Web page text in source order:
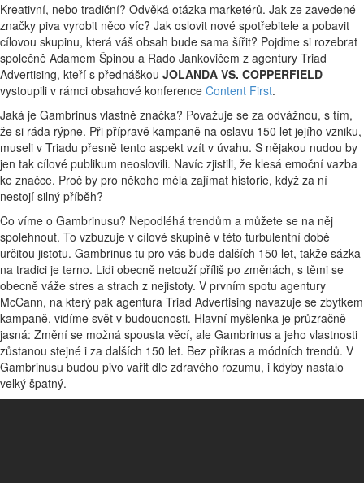
Kreativní, nebo tradiční? Odvěká otázka marketérů. Jak ze zavedené
značky piva vyrobit něco víc? Jak oslovit nové spotřebitele a pobavit
cílovou skupinu, která váš obsah bude sama šířit? Pojďme si rozebrat
společně Adamem Špinou a Rado Jankovičem z agentury Triad
Advertising, kteří s přednáškou JOLANDA VS. COPPERFIELD
vystoupili v rámci obsahové konference Content First.
Jaká je Gambrinus vlastně značka? Považuje se za odvážnou, s tím,
že si ráda rýpne. Při přípravě kampaně na oslavu 150 let jejího vzniku,
museli v Triadu přesně tento aspekt vzít v úvahu. S nějakou nudou by
jen tak cílové publikum neoslovili. Navíc zjistili, že klesá emoční vazba
ke značce. Proč by pro někoho měla zajímat historie, když za ní
nestojí silný příběh?
Co víme o Gambrinusu? Nepodléhá trendům a můžete se na něj
spolehnout. To vzbuzuje v cílové skupině v této turbulentní době
určitou jistotu. Gambrinus tu pro vás bude dalších 150 let, takže sázka
na tradici je terno. Lidi obecně netouží příliš po změnách, s těmi se
obecně váže stres a strach z nejistoty. V prvním spotu agentury
McCann, na který pak agentura Triad Advertising navazuje se zbytkem
kampaně, vidíme svět v budoucnosti. Hlavní myšlenka je průzračně
jasná: Změní se možná spousta věcí, ale Gambrinus a jeho vlastnosti
zůstanou stejné i za dalších 150 let. Bez příkras a módních trendů. V
Gambrinusu budou pivo vařit dle zdravého rozumu, i kdyby nastalo
velký špatný.